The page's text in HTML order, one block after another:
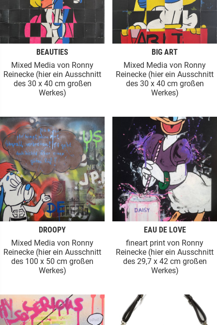
BEAUTIES
Mixed Media von Ronny
Reinecke (hier ein Ausschnitt
des 30 x 40 cm großen
Werkes)
BIG ART
Mixed Media von Ronny
Reinecke (hier ein Ausschnitt
des 30 x 40 cm großen
Werkes)
DROOPY
Mixed Media von Ronny
Reinecke (hier ein Ausschnitt
des 100 x 50 cm großen
Werkes)
EAU DE LOVE
fineart print von Ronny
Reinecke (hier ein Ausschnitt
des 29,7 x 42 cm großen
Werkes)